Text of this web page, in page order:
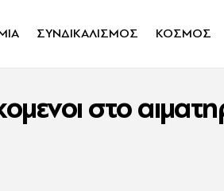
ΣΥΝΔΙΚΑΛΙΣΜΟΣ ΚΟΣΜΟΣ
στο